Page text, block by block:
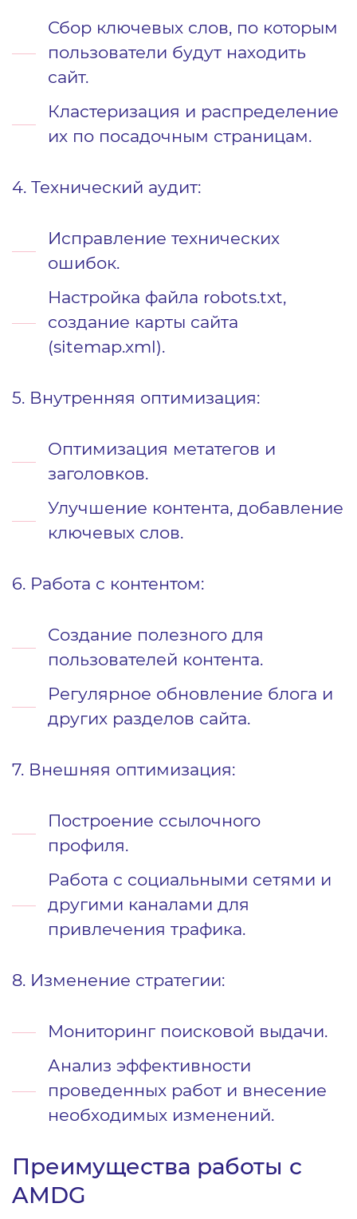
Сбор ключевых слов, по которым
пользователи будут находить
сайт.
Кластеризация и распределение
их по посадочным страницам.
4. Технический аудит:
Исправление технических
ошибок.
Настройка файла robots.txt,
создание карты сайта
(sitemap.xml).
5. Внутренняя оптимизация:
Оптимизация метатегов и
заголовков.
Улучшение контента, добавление
ключевых слов.
6. Работа с контентом:
Создание полезного для
пользователей контента.
Регулярное обновление блога и
других разделов сайта.
7. Внешняя оптимизация:
Построение ссылочного
профиля.
Работа с социальными сетями и
другими каналами для
привлечения трафика.
8. Изменение стратегии:
Мониторинг поисковой выдачи.
Анализ эффективности
проведенных работ и внесение
необходимых изменений.
Преимущества работы с
AMDG